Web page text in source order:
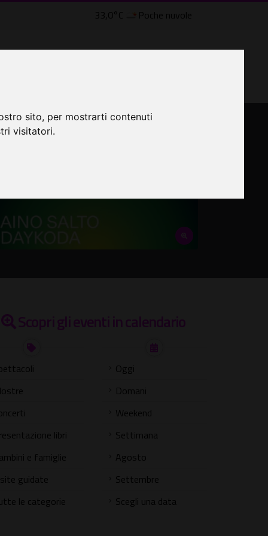
sito, per mostrarti contenuti
visitatori.
33,0°C Poche nuvole
Scopri gli eventi in calendario
libri
e famiglie
guidate
le categorie
Oggi
Domani
Weekend
Settimana
Agosto
Settembre
Scegli una data